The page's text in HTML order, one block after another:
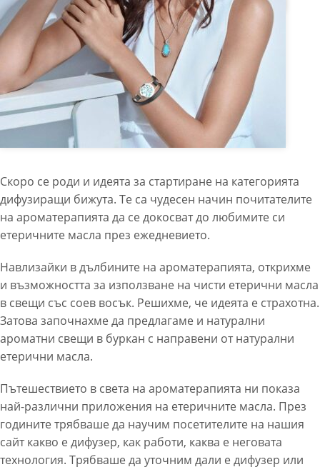
Скоро се роди и идеята за стартиране на категорията
дифузиращи бижута. Те са чудесен начин почитателите
на ароматерапията да се докосват до любимите си
етеричните масла през ежедневието.
Навлизайки в дълбините на ароматерапията, открихме
и възможността за използване на чисти етерични масла
в свещи със соев восък. Решихме, че идеята е страхотна.
Затова започнахме да предлагаме и натурални
ароматни свещи в буркан с направени от натурални
етерични масла.
Пътешествието в света на ароматерапията ни показа
най-различни приложения на етеричните масла. През
годините трябваше да научим посетителите на нашия
сайт какво е дифузер, как работи, каква е неговата
технология. Трябваше да уточним дали е дифузер или